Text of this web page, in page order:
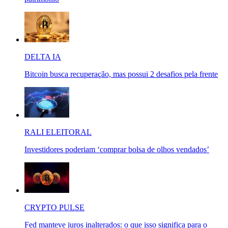
DELTA IA
Bitcoin busca recuperação, mas possui 2 desafios pela frente
RALI ELEITORAL
Investidores poderiam ‘comprar bolsa de olhos vendados’
CRYPTO PULSE
Fed manteve juros inalterados: o que isso significa para o